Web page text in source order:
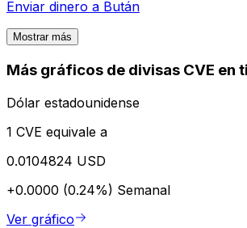
Enviar dinero a Bután
Mostrar más
Más gráficos de divisas CVE en
Dólar estadounidense
1 CVE equivale a
0.0104824 USD
+0.0000 (0.24%) Semanal
Ver gráfico